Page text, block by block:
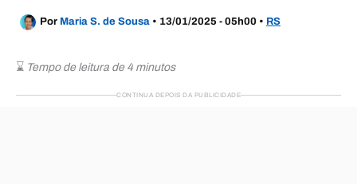
Por Maria S. de Sousa • 13/01/2025 - 05h00 • RS
⌛ Tempo de leitura de 4 minutos
CONTINUA DEPOIS DA PUBLICIDADE